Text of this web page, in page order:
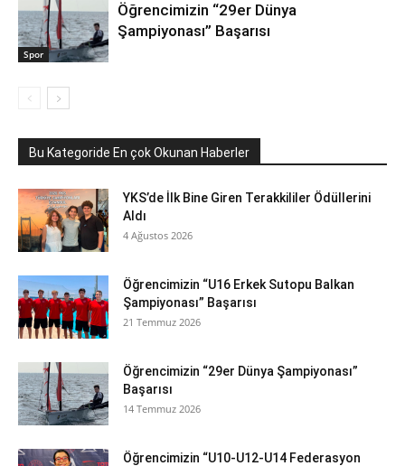
Spor
Öğrencimizin “29er Dünya
Şampiyonası” Başarısı
Bu Kategoride En çok Okunan Haberler
YKS’de İlk Bine Giren Terakkililer Ödüllerini
Aldı
4 Ağustos 2026
Öğrencimizin “U16 Erkek Sutopu Balkan
Şampiyonası” Başarısı
21 Temmuz 2026
Öğrencimizin “29er Dünya Şampiyonası”
Başarısı
14 Temmuz 2026
Öğrencimizin “U10-U12-U14 Federasyon